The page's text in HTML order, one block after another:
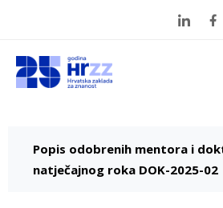
Popis odobrenih mentora i
natječajnog roka DOK-2025-02